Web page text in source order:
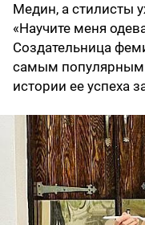
Медин, а стилисты
«Научите меня
Создательница
самым популярным
истории ее успеха